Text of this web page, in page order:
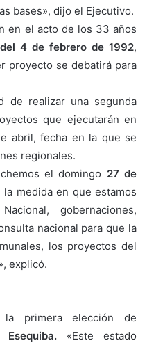
bases», dijo el Ejecutivo.
en el acto de los 33 años
4 de febrero de 1992,
proyecto se debatirá para
de realizar una segunda
que ejecutarán en
abril, fecha en la que se
regionales.
el domingo 27 de
medida en que estamos
gobernaciones,
nacional para que la
los proyectos del
explicó.
la primera elección de
Esequiba. «Este estado